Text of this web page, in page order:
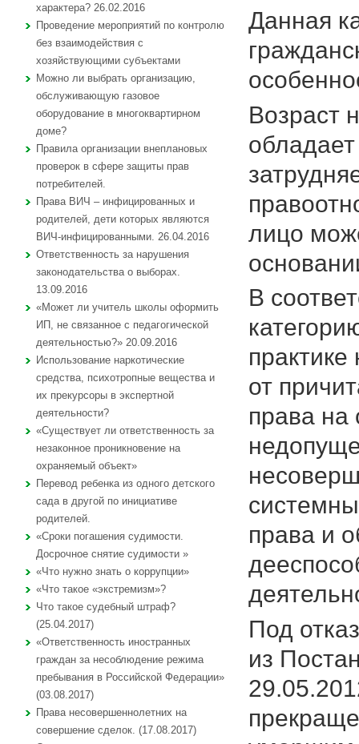
характера? 26.02.2016
Проведение мероприятий по контролю
без взаимодействия с
хозяйствующими субъектами
Можно ли выбрать организацию,
обслуживающую газовое
оборудование в многоквартирном
доме?
Правила организации внеплановых
проверок в сфере защиты прав
потребителей.
Права ВИЧ – инфицированных и
родителей, дети которых являются
ВИЧ-инфицированными. 26.04.2016
Ответственность за нарушения
законодательства о выборах.
13.09.2016
«Может ли учитель школы оформить
ИП, не связанное с педагогической
деятельностью?» 20.09.2016
Использование наркотические
средства, психотропные вещества и
их прекурсоры в экспертной
деятельности?
«Существует ли ответственность за
незаконное проникновение на
охраняемый объект»
Перевод ребенка из одного детского
сада в другой по инициативе
родителей.
«Сроки погашения судимости.
Досрочное снятие судимости »
«Что нужно знать о коррупции»
«Что такое «экстремизм»?
Что такое судебный штраф?
(25.04.2017)
«Ответственность иностранных
граждан за несоблюдение режима
пребывания в Российской Федерации»
(03.08.2017)
Права несовершеннолетних на
совершение сделок. (17.08.2017)
Данная
Возраст
лицо
В
от
права на
права и
Под
из